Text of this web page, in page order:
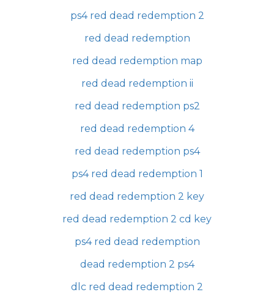
ps4 red dead redemption 2
red dead redemption
red dead redemption map
red dead redemption ii
red dead redemption ps2
red dead redemption 4
red dead redemption ps4
ps4 red dead redemption 1
red dead redemption 2 key
red dead redemption 2 cd key
ps4 red dead redemption
dead redemption 2 ps4
dlc red dead redemption 2